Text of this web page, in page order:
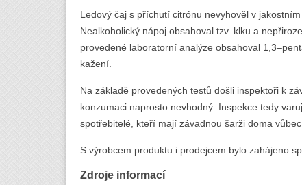
Ledový čaj s příchutí citrónu nevyhověl v
Nealkoholický nápoj obsahoval tzv. klku a
provedené laboratorní analýze obsahoval
kažení.
Na základě provedených testů došli inspektoři k
konzumaci naprosto nevhodný. Inspekce tedy
spotřebitelé, kteří mají závadnou šarži doma vůbec
S výrobcem produktu i prodejcem bylo zahájeno
Zdroje informací